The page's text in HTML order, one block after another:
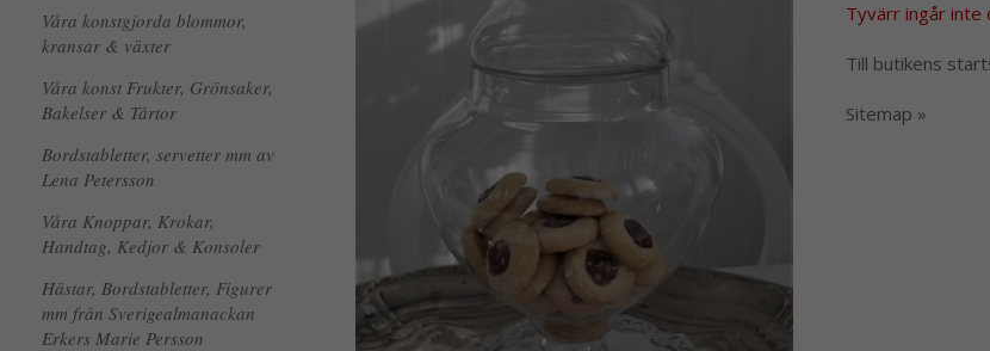
Våra konstgjorda blommor,
kransar & växter
Våra konst Frukter, Grönsaker,
Bakelser & Tårtor
Bordstabletter, servetter mm av
Lena Petersson
Våra Knoppar, Krokar,
Handtag, Kedjor & Konsoler
Hästar, Bordstabletter, Figurer
mm från Sverigealmanackan
Erkers Marie Persson
Tyvärr ingår inte
Till butikens
Sitemap »